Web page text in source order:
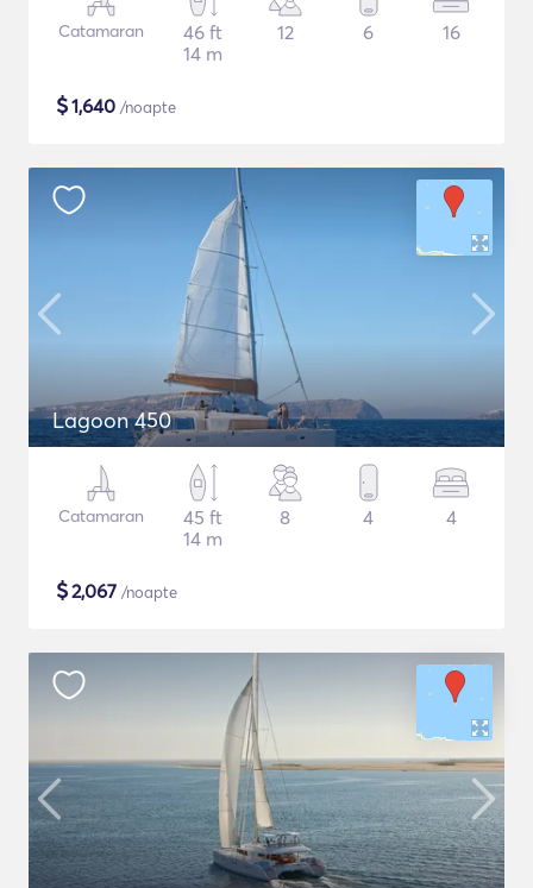
Catamaran
46 ft
14 m
12 6 16
$1,640 /noapte
Lagoon 450
Catamaran
45 ft
14 m
8 4 4
$2,067 /noapte